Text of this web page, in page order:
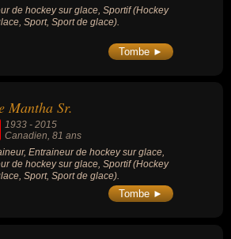
de hockey sur glace, Sportif (Hockey
Sport, Sport de glace).
Tombe ►
Mantha Sr.
1933 - 2015
Canadien, 81 ans
Entraineur de hockey sur glace,
de hockey sur glace, Sportif (Hockey
Sport, Sport de glace).
Tombe ►